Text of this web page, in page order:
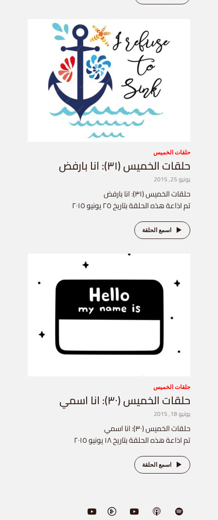
حلقات الخميس
حلقات الخميس (٣١): انا بارفض
يونيو 25, 2015
حلقات الخميس (٣١): انا بارفض
تم اذاعة هذه الحلقة بتاريخ ٢٥ يونيو ٢٠١٥
اسمع الحلقة
حلقات الخميس
حلقات الخميس (٣٠): انا اسمي
يونيو 18, 2015
حلقات الخميس (٣٠): انا اسمي
تم اذاعة هذه الحلقة بتاريخ ١٨ يونيو ٢٠١٥
اسمع الحلقة